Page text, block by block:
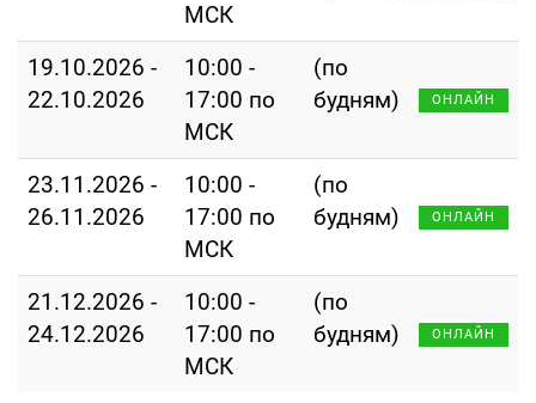
МСК
19.10.2026 -
22.10.2026
10:00 -
17:00 по
МСК
(по
будням)
ОНЛАЙН
23.11.2026 -
26.11.2026
10:00 -
17:00 по
МСК
(по
будням)
ОНЛАЙН
21.12.2026 -
24.12.2026
10:00 -
17:00 по
МСК
(по
будням)
ОНЛАЙН